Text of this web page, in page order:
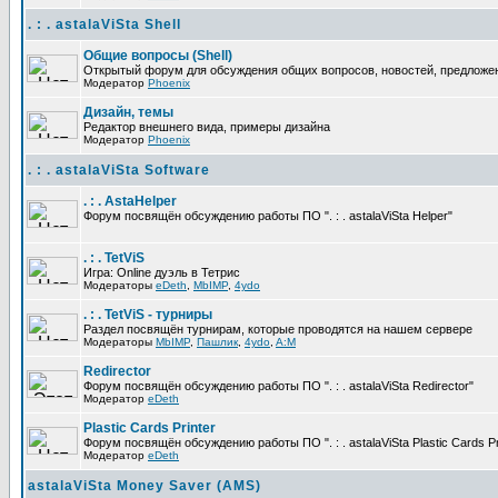
. : . astalaViSta Shell
Общие вопросы (Shell)
Открытый форум для обсуждения общих вопросов, новостей,
Модератор Phoenix
Дизайн, темы
Редактор внешнего вида, примеры дизайна
Модератор Phoenix
. : . astalaViSta Software
. : . AstaHelper
Форум посвящён обсуждению работы ПО ". : . astalaViSta Helper"
. : . TetViS
Игра: Online дуэль в Тетрис
Модераторы eDeth MbIMP 4ydo
. : . TetViS - турниры
Раздел посвящён турнирам, которые проводятся на нашем сервере
Модераторы MbIMP Пашлик 4ydo A:M
Redirector
Форум посвящён обсуждению работы ПО ". : . astalaViSta Redirector"
Модератор eDeth
Plastic Cards Printer
Форум посвящён обсуждению работы ПО ". : . astalaViSta Plastic Cards
Модератор eDeth
astalaViSta Money Saver (AMS)